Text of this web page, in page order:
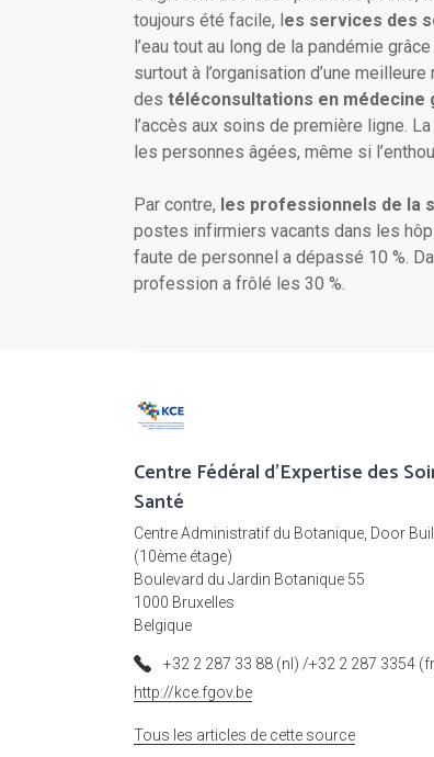
toujours été facile, l es services des
l’eau tout au long de la pandémie
surtout à l’organisation d’une
des téléconsultations en médecine
l’accès aux soins de première ligne. La
les personnes âgées, même si
Par contre, les professionnels de la
postes infirmiers vacants dans les
faute de personnel a dépassé 10 %.
profession a frôlé les 30 %.
Centre Fédéral d'Expertise des
Santé
Centre Administratif du Botanique, Door
(10ème étage)
Boulevard du Jardin Botanique 55
1000 Bruxelles
Belgique
+32 2 287 33 88 (nl) /+32 2 287 3354
http://kce.fgov.be
Tous les articles de cette source